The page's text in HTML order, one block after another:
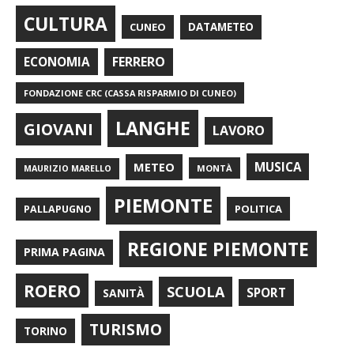
CULTURA CUNEO DATAMETEO
ECONOMIA FERRERO
FONDAZIONE CRC (CASSA RISPARMIO DI CUNEO)
GIOVANI LANGHE LAVORO
MAURIZIO MARELLO METEO MONTÀ MUSICA
PALLAPUGNO PIEMONTE POLITICA
PRIMA PAGINA REGIONE PIEMONTE
ROERO SANITÀ SCUOLA SPORT
TORINO TURISMO